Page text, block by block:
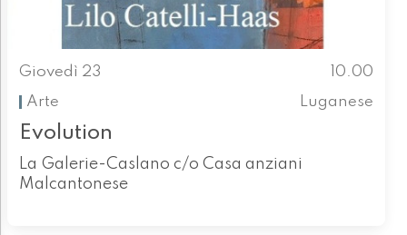
Giovedì 23
10.00
Arte
Luganese
Evolution
La Galerie-Caslano c/o Casa anziani
Malcantonese